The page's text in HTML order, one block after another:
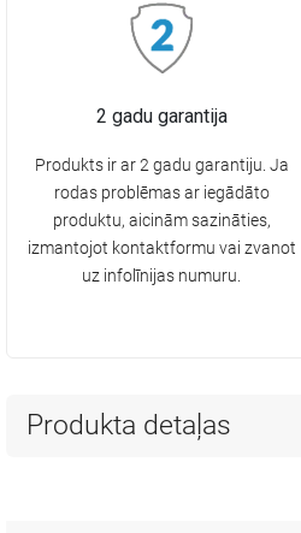
2 gadu garantija
Produkts ir ar 2 gadu garantiju. Ja
rodas problēmas ar iegādāto
produktu, aicinām sazināties,
izmantojot kontaktformu vai zvanot
uz infolīnijas numuru.
Produkta detaļas